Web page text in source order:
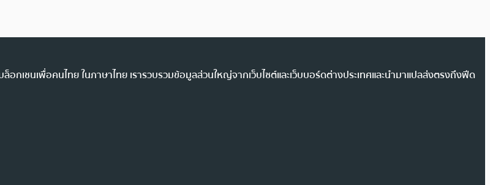
กเชนเพื่อคนไทย ในภาษาไทย เรารวบรวมข้อมูลส่วนใหญ่จากเว็บไซต์และเว็บบอร์ดต่างประเทศและนำมาแปลส่งตรงถึงฟีด